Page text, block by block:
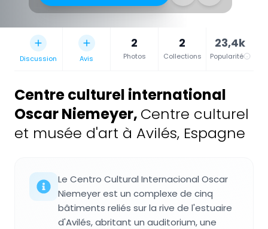
Discussion Avis
2
Photos
2
Collections
23,4k
Popularité
Centre culturel international
Oscar Niemeyer, Centre culturel
et musée d'art à Avilés, Espagne
Le Centro Cultural Internacional Oscar
Niemeyer est un complexe de cinq
bâtiments reliés sur la rive de l'estuaire
d'Avilés, abritant un auditorium, une